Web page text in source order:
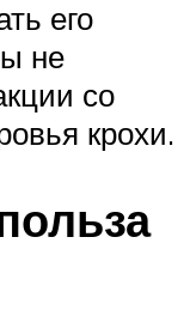
его
не
со
крохи.